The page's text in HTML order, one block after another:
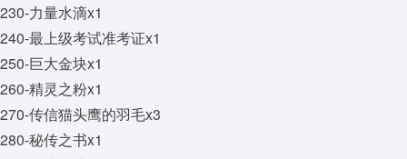
230-力量水滴x1
240-最上级考试准考证x1
250-巨大金块x1
260-精灵之粉x1
270-传信猫头鹰的羽毛x3
280-秘传之书x1